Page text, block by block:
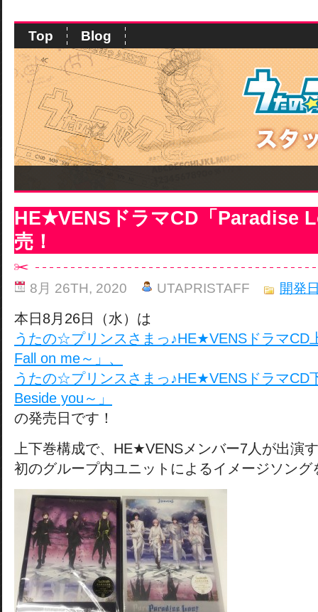
Top Blog
HE★VENSドラマCD「Paradise
売！
8月 26TH, 2020 UTAPRISTAFF 開発
本日8月26日（水）は
うたの☆プリンスさまっ♪HE★VENSドラマCD
Fall on me～」、
うたの☆プリンスさまっ♪HE★VENSドラマCD
Beside you～」
の発売日です！
上下巻構成で、HE★VENSメンバー7人が出演
初のグループ内ユニットによるイメージソング